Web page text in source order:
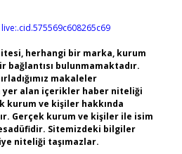
live:.cid.575569c608265c69
herhangi bir marka, kurum
bağlantısı bulunmamaktadır.
makaleler
yer alan içerikler haber niteliği
kurum ve kişiler hakkında
Gerçek kurum ve kişiler ile isim
Sitemizdeki bilgiler
niteliği taşımazlar.